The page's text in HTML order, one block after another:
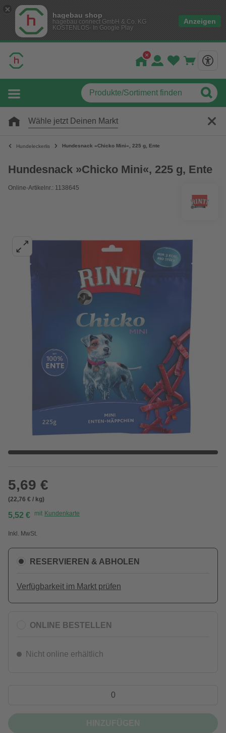
hagebau shop
hagebau connect GmbH & Co. KG
KOSTENLOS- In Google Play
Anzeigen
Wähle jetzt Deinen Markt
Hundeleckerlis Hundesnack »Chicko Mini«, 225 g, Ente
Hundesnack »Chicko Mini«, 225 g, Ente
Online-Artikelnr.: 1138645
5,69 €
(22,76 € / kg)
5,52 € mit Kundenkarte
Inkl. MwSt.
RESERVIEREN & ABHOLEN
Verfügbarkeit im Markt prüfen
ONLINE BESTELLEN
Nicht online erhältlich